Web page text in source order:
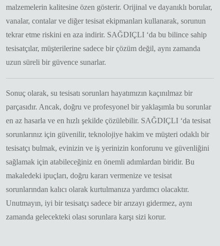
malzemelerin kalitesine özen gösterir. Orijinal ve dayanıklı borular,
vanalar, contalar ve diğer tesisat ekipmanları kullanarak, sorunun
tekrar etme riskini en aza indirir. SAĞDIÇLI ‘da bu bilince sahip
tesisatçılar, müşterilerine sadece bir çözüm değil, aynı zamanda
uzun süreli bir güvence sunarlar.
Sonuç olarak, su tesisatı sorunları hayatımızın kaçınılmaz bir
parçasıdır. Ancak, doğru ve profesyonel bir yaklaşımla bu sorunlar
en az hasarla ve en hızlı şekilde çözülebilir. SAĞDIÇLI ‘da tesisat
sorunlarınız için güvenilir, teknolojiye hakim ve müşteri odaklı bir
tesisatçı bulmak, evinizin ve iş yerinizin konforunu ve güvenliğini
sağlamak için atabileceğiniz en önemli adımlardan biridir. Bu
makaledeki ipuçları, doğru kararı vermenize ve tesisat
sorunlarından kalıcı olarak kurtulmanıza yardımcı olacaktır.
Unutmayın, iyi bir tesisatçı sadece bir arızayı gidermez, aynı
zamanda gelecekteki olası sorunlara karşı sizi korur.